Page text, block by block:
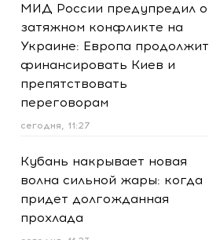
МИД России предупредил о
затяжном конфликте на
Украине: Европа продолжит
финансировать Киев и
препятствовать
переговорам
сегодня, 11:27
Кубань накрывает новая
волна сильной жары: когда
придет долгожданная
прохлада
сегодня, 11:23